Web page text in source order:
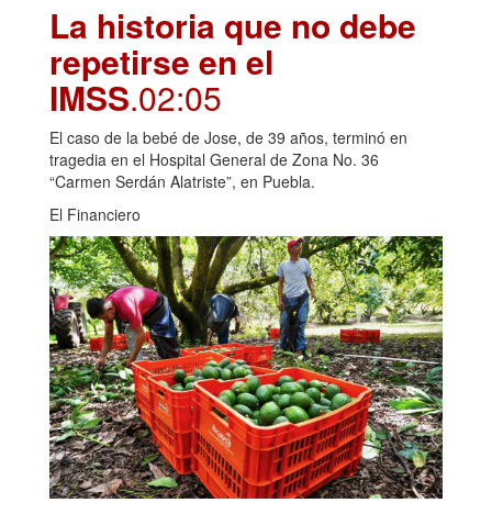
La historia que no debe
repetirse en el
IMSS.02:05
El caso de la bebé de Jose, de 39 años, terminó en
tragedia en el Hospital General de Zona No. 36
“Carmen Serdán Alatriste”, en Puebla.
El Financiero